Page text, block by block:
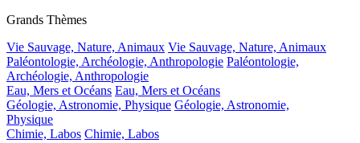
Grands Thèmes
Vie Sauvage, Nature, Animaux Vie Sauvage, Nature, Animaux
Paléontologie, Archéologie, Anthropologie Paléontologie,
Archéologie, Anthropologie
Eau, Mers et Océans Eau, Mers et Océans
Géologie, Astronomie, Physique Géologie, Astronomie,
Physique
Chimie, Labos Chimie, Labos